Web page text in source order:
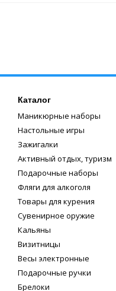
Каталог
Маникюрные наборы
Настольные игры
Зажигалки
Активный отдых, туризм
Подарочные наборы
Фляги для алкоголя
Товары для курения
Сувенирное оружие
Кальяны
Визитницы
Весы электронные
Подарочные ручки
Брелоки